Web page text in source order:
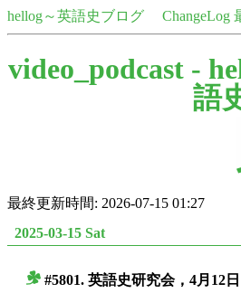
hellog～英語史ブログ ChangeLog
video_podcast -
語
最終更新時間: 2026-07-15 01:27
2025-03-15 Sat
#5801. 英語史研究会，4月12